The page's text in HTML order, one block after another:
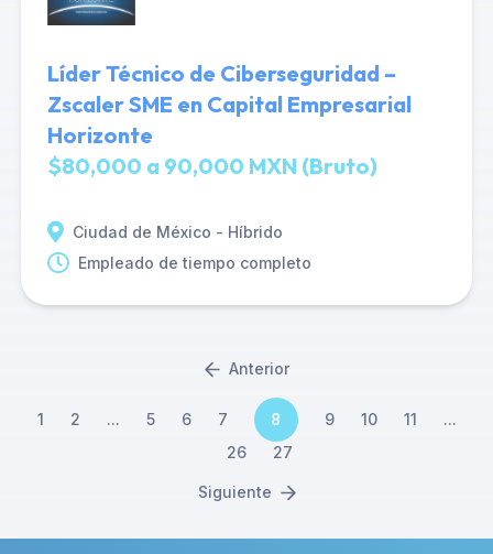
Líder Técnico de Ciberseguridad –
Zscaler SME en Capital Empresarial
Horizonte
$80,000 a 90,000 MXN (Bruto)
Ciudad de México - Híbrido
Empleado de tiempo completo
Anterior
1 2 ... 5 6 7 8 9 10 11
...
26
27
Siguiente